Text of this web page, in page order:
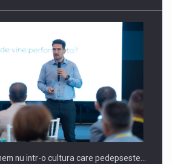
nu intr-o cultura care pedepseste…